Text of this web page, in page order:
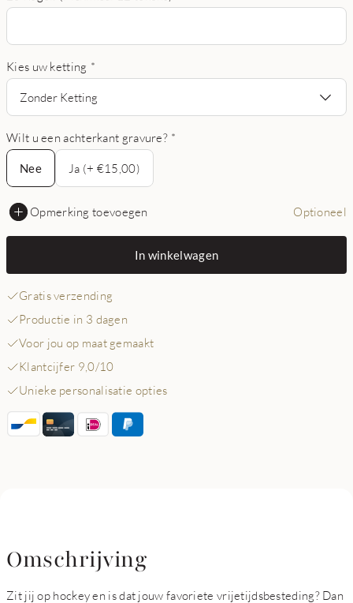
Kies uw ketting *
Zonder Ketting
Wilt u een achterkant gravure? *
Nee
Nee
Ja (+ €15,00)
Opmerking toevoegen Optioneel
In winkelwagen
Gratis verzending
Productie in 3 dagen
Voor jou op maat gemaakt
Klantcijfer 9,0/10
Unieke personalisatie opties
Omschrijving
Zit jij op hockey en is dat jouw favoriete vrijetijdsbesteding? Dan